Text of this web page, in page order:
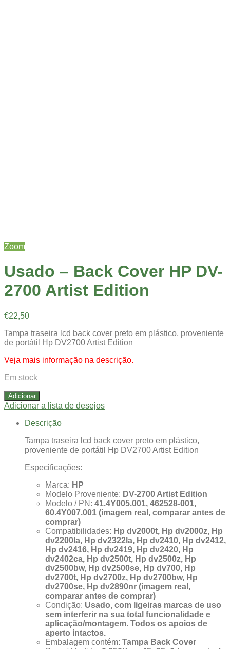
Zoom
Usado – Back Cover HP DV-
2700 Artist Edition
€22,50
Tampa traseira lcd back cover preto em plástico, proveniente
de portátil Hp DV2700 Artist Edition
Veja mais informação na descrição.
Em stock
Adicionar
Adicionar a lista de desejos
Descrição
Tampa traseira lcd back cover preto em plástico,
proveniente de portátil Hp DV2700 Artist Edition
Especificações:
Marca: HP
Modelo Proveniente: DV-2700 Artist Edition
Modelo / PN: 41.4Y005.001, 462528-001,
60.4Y007.001 (imagem real, comparar antes de
comprar)
Compatibilidades: Hp dv2000t, Hp dv2000z, Hp
dv2200la, Hp dv2322la, Hp dv2410, Hp dv2412,
Hp dv2416, Hp dv2419, Hp dv2420, Hp
dv2402ca, Hp dv2500t, Hp dv2500z, Hp
dv2500bw, Hp dv2500se, Hp dv700, Hp
dv2700t, Hp dv2700z, Hp dv2700bw, Hp
dv2700se, Hp dv2890nr (imagem real,
comparar antes de comprar)
Condição: Usado, com ligeiras marcas de uso
sem interferir na sua total funcionalidade e
aplicação/montagem. Todos os apoios de
aperto intactos.
Embalagem contém: Tampa Back Cover